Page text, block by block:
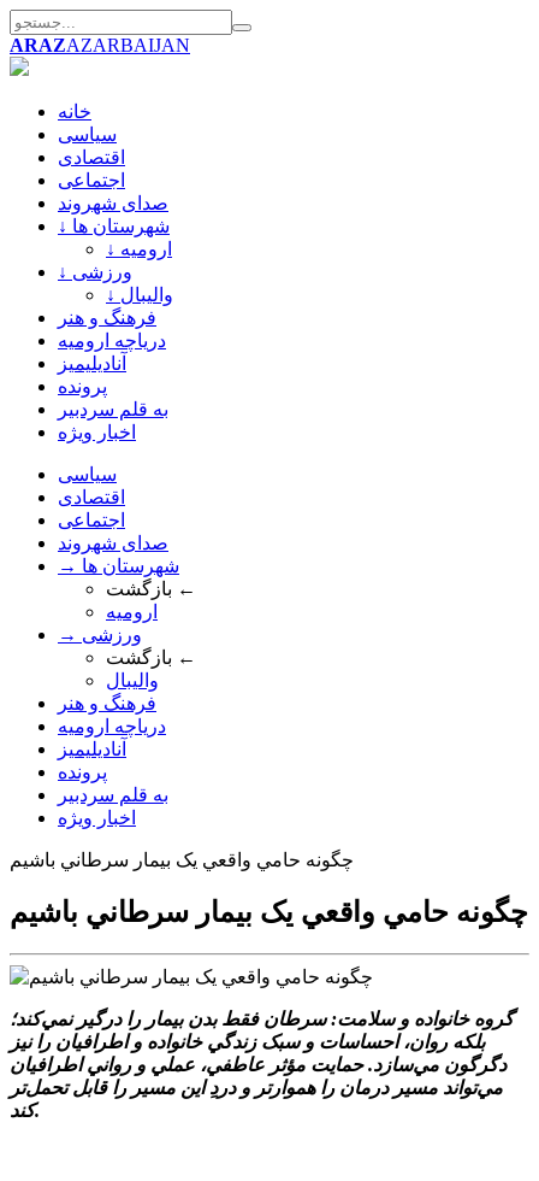
ARAZAZARBAIJAN
خانه
سیاسی
اقتصادی
اجتماعی
صدای شهروند
↓ شهرستان ها
↓ ارومیه
↓ ورزشی
↓ والیبال
فرهنگ و هنر
دریاچه ارومیه
آنادیلیمیز
پرونده
به قلم سردبیر
اخبار ویژه
سیاسی
اقتصادی
اجتماعی
صدای شهروند
→ شهرستان ها
بازگشت ←
ارومیه
→ ورزشی
بازگشت ←
والیبال
فرهنگ و هنر
دریاچه ارومیه
آنادیلیمیز
پرونده
به قلم سردبیر
اخبار ویژه
چگونه حامي واقعي يک بيمار سرطاني باشيم
چگونه حامي واقعي يک بيمار سرطاني باشيم
گروه خانواده و سلامت: سرطان فقط بدن بيمار را درگير نمي‌کند؛
بلکه روان، احساسات و سبک زندگي خانواده و اطرافيان را نيز
دگرگون مي‌سازد. حمايت مؤثر عاطفي، عملي و رواني اطرافيان
مي‌تواند مسير درمان را هموارتر و دردِ اين مسير را قابل تحمل‌تر
کند.